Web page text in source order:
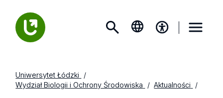
Uniwersytet Łódzki
Wydział Biologii i Ochrony Środowiska
Aktualności